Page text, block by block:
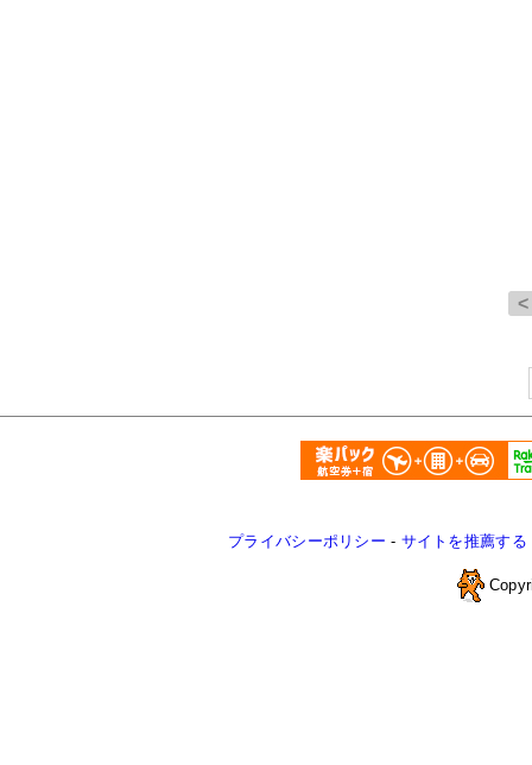
プライバシーポリシー - サイトを推薦する